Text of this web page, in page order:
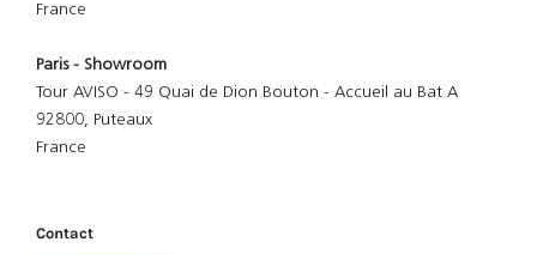
France
Paris - Showroom
Tour AVISO - 49 Quai de Dion Bouton - Accueil au Bat A
92800, Puteaux
France
Contact